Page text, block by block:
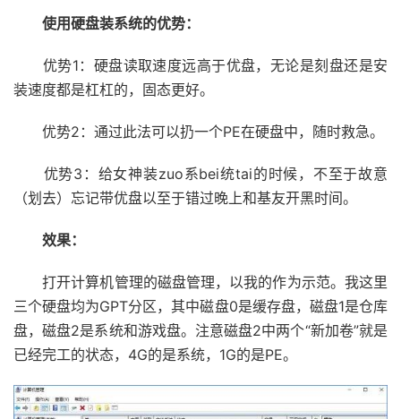
使用硬盘装系统的优势：
优势1：硬盘读取速度远高于优盘，无论是刻盘还是安
装速度都是杠杠的，固态更好。
优势2：通过此法可以扔一个PE在硬盘中，随时救急。
优势3：给女神装zuo系bei统tai的时候，不至于故意
（划去）忘记带优盘以至于错过晚上和基友开黑时间。
效果：
打开计算机管理的磁盘管理，以我的作为示范。我这里
三个硬盘均为GPT分区，其中磁盘0是缓存盘，磁盘1是仓库
盘，磁盘2是系统和游戏盘。注意磁盘2中两个“新加卷”就是
已经完工的状态，4G的是系统，1G的是PE。